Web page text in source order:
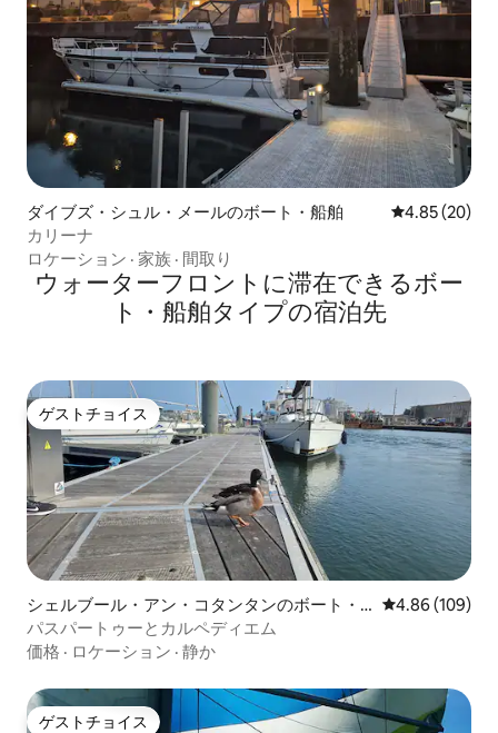
ダイブズ・シュル・メールのボート・船舶 レビュー20
4.85 (20)
カリーナ
ロケーション · 家族 · 間取り
ウォーターフロントに滞在できるボー
ト・船舶タイプの宿泊先
ゲストチョイス
ゲストチョイス
シェルブール・アン・コタンタンのボート・
船舶
レビュー109
4.86 (109)
パスパートゥーとカルペディエム
価格 · ロケーション · 静か
ゲストチョイス